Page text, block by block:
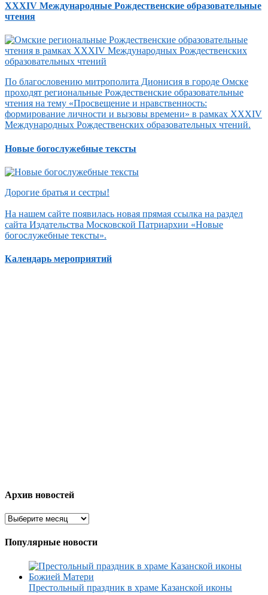
XXXIV Международные Рождественские образовательные
чтения
По благословению митрополита Дионисия в городе Омске
проходят региональные Рождественские образовательные
чтения на тему «Просвещение и нравственность:
формирование личности и вызовы времени» в рамках XXXIV
Международных Рождественских образовательных чтений.
Новые богослужебные тексты
Дорогие братья и сестры!
На нашем сайте появилась новая прямая ссылка на раздел
сайта Издательства Московской Патриархии «Новые
богослужебные тексты».
Календарь мероприятий
Архив новостей
Популярные новости
Престольный праздник в храме Казанской иконы